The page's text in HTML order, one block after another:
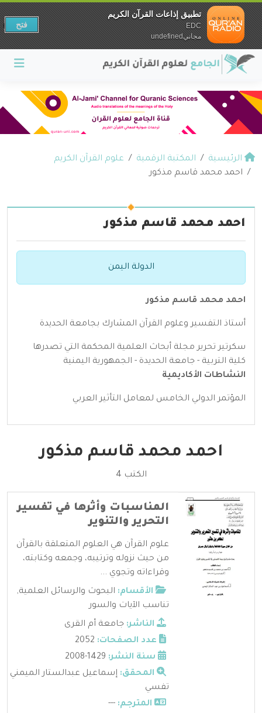
الرئيسية المكتبة الرقمية
علوم القرآن الكريم
احمد محمد قاسم مذكور
احمد محمد قاسم مذكور
الدولة اليمن
احمد محمد قاسم مذكور
أستاذ التفسير وعلوم القرآن المشارك بجامعة الحديدة
سكرتير تحرير مجلة أبحاث العلمية المحكمة التي تصدرها
كلية التربية - جامعة الحديدة - الجمهورية اليمنية
النشاطات الأكاديمية
المؤتمر الدولي الخامس لمعامل التأثير العربي
احمد محمد قاسم مذكور
الكتب 4
المناسبات وأثرها في تفسير
التحرير والتنوير
علوم القرآن هي العلوم المتعلقة بالقرآن
من حيث نزوله وترتيبه، وجمعه وكتابته،
وقراءاته وتجوي ...
الأقسام: البحوث والرسائل العلمية,
تناسب الآيات والسور
الناشر: جامعة أم القرى
عدد الصفحات:
سنة النشر:
المحقق: إسماعيل عبدالستار الميمني
تفسي
المترجم: ---
تطبيق إذاعات القرآن الكريم
EDC
مجانيundefined
فتح